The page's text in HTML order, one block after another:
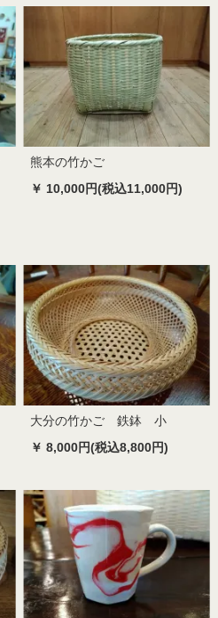
熊本の竹かご
￥ 10,000円(税込11,000円)
大分の竹かご 鉄鉢 小
￥ 8,000円(税込8,800円)